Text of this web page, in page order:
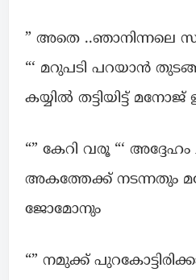
” അതെ ..ഞാനിന്നലെ
“‘ മറുപടി പറയാൻ
കയ്യിൽ തട്ടിയിട്ട്
“” കേറി വരൂ “‘
അകത്തേക്ക് നടന്നതും
ജോമോനും
“” നമുക്ക്